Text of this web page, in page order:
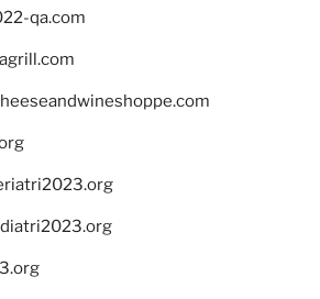
qa.com